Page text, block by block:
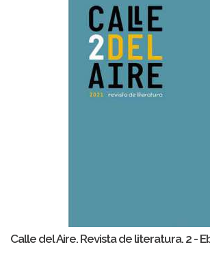
Calle del Aire. Revista de literatura. 2 -